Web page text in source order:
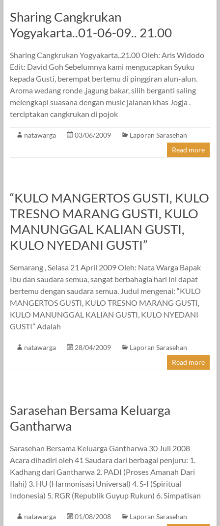
Sharing Cangkrukan
Yogyakarta..01-06-09.. 21.00
Sharing Cangkrukan Yogyakarta..21.00 Oleh: Aris Widodo
Edit: David Goh Sebelumnya kami mengucapkan Syuku
kepada Gusti, berempat bertemu di pinggiran alun-alun.
Aroma wedang ronde ,jagung bakar, silih berganti saling
melengkapi suasana dengan music jalanan khas Jogja .
terciptakan cangkrukan di pojok
natawarga 03/06/2009
Laporan Sarasehan
Read more
“KULO MANGERTOS GUSTI, KULO
TRESNO MARANG GUSTI, KULO
MANUNGGAL KALIAN GUSTI,
KULO NYEDANI GUSTI”
Semarang , Selasa 21 April 2009 Oleh: Nata Warga Bapak
Ibu dan saudara semua, sangat berbahagia hari ini dapat
bertemu dengan saudara semua. Judul mengenai: “KULO
MANGERTOS GUSTI, KULO TRESNO MARANG GUSTI,
KULO MANUNGGAL KALIAN GUSTI, KULO NYEDANI
GUSTI” Adalah
natawarga 28/04/2009
Laporan Sarasehan
Read more
Sarasehan Bersama Keluarga
Gantharwa
Sarasehan Bersama Keluarga Gantharwa 30 Juli 2008
Acara dihadiri oleh 41 Saudara dari berbagai penjuru: 1.
Kadhang dari Gantharwa 2. PADI (Proses Amanah Dari
Ilahi) 3. HU (Harmonisasi Universal) 4. S-I (Spiritual
Indonesia) 5. RGR (Republik Guyup Rukun) 6. Simpatisan
natawarga 01/08/2008
Laporan Sarasehan